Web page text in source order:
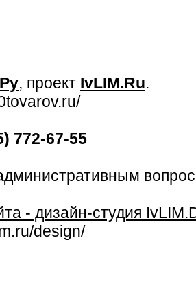
, проект IvLIM.Ru.
772-67-55
- дизайн-студия
design/